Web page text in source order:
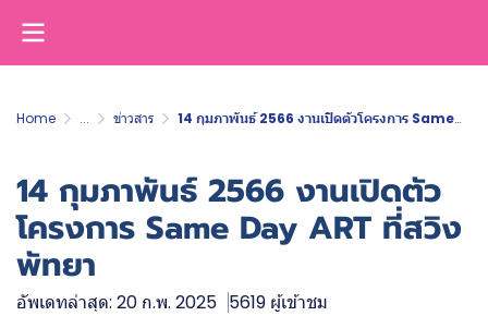
Home ... ข่าวสาร 14 กุมภาพันธ์ 2566 งานเปิดตัวโครงการ Same Day ART ที่สวิง พัทยา
14 กุมภาพันธ์ 2566 งานเปิดตัว
โครงการ Same Day ART ที่สวิง
พัทยา
อัพเดทล่าสุด: 20 ก.พ. 2025 5619 ผู้เข้าชม